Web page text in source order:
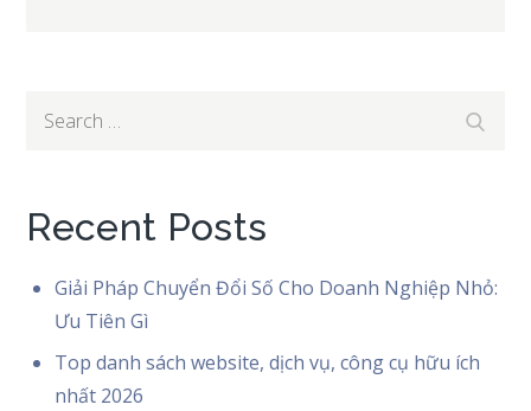
Search
Recent Posts
Giải Pháp Chuyển Đổi Số Cho Doanh Nghiệp Nhỏ:
Ưu Tiên Gì
Top danh sách website, dịch vụ, công cụ hữu ích
nhất 2026